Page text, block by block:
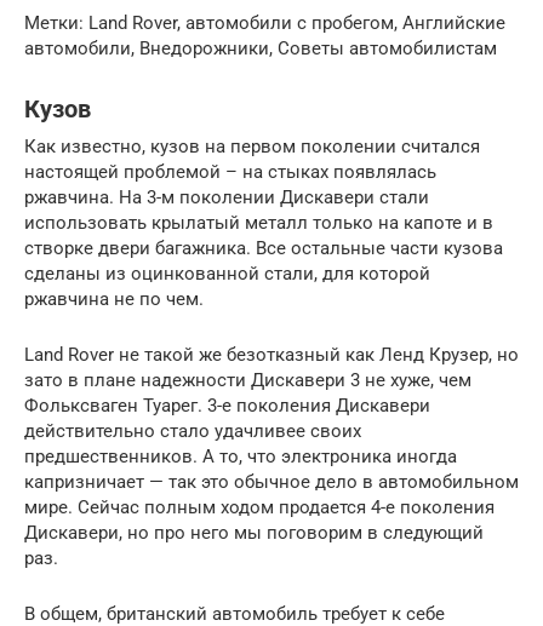
Метки: Land Rover, автомобили с пробегом, Английские
автомобили, Внедорожники, Советы автомобилистам
Кузов
Как известно, кузов на первом поколении считался
настоящей проблемой – на стыках появлялась
ржавчина. На 3-м поколении Дискавери стали
использовать крылатый металл только на капоте и в
створке двери багажника. Все остальные части кузова
сделаны из оцинкованной стали, для которой
ржавчина не по чем.
Land Rover не такой же безотказный как Ленд Крузер, но
зато в плане надежности Дискавери 3 не хуже, чем
Фольксваген Туарег. 3-е поколения Дискавери
действительно стало удачливее своих
предшественников. А то, что электроника иногда
капризничает — так это обычное дело в автомобильном
мире. Сейчас полным ходом продается 4-е поколения
Дискавери, но про него мы поговорим в следующий
раз.
В общем, британский автомобиль требует к себе